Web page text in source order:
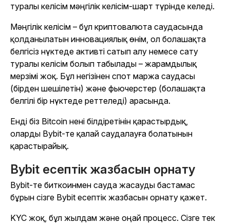
туралы келісім мәңгілік келісім-шарт түрінде келеді.
Мәңгілік келісім – бұл криптовалюта саудасында
қолданылатын инновациялық өнім, ол болашақта
белгісіз нүктеде активті сатып алу немесе сату
туралы келісім болып табылады – жарамдылық
мерзімі жоқ. Бұл негізінен спот маржа саудасы
(бірден шешілетін) және фьючерстер (болашақта
белгілі бір нүктеде реттеледі) арасында.
Енді біз Bitcoin нені білдіретінін қарастырдық,
оларды Bybit-те қалай саудалауға болатынын
қарастырайық.
Bybit есептік жазбасын орнату
Bybit-те биткоинмен сауда жасауды бастамас
бұрын сізге Bybit есептік жазбасын орнату қажет.
KYC жоқ, бұл жылдам және оңай процесс. Сізге тек